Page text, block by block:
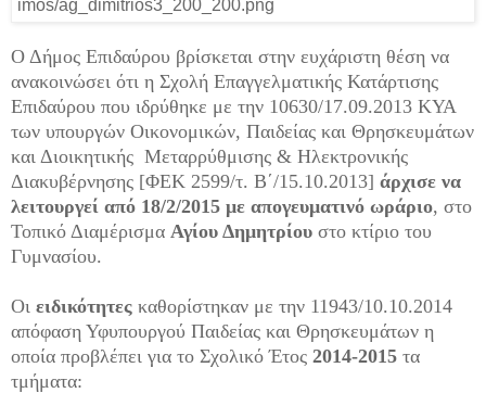
Ο Δήμος Επιδαύρου βρίσκεται στην ευχάριστη θέση να
ανακοινώσει ότι η Σχολή Επαγγελματικής Κατάρτισης
Επιδαύρου που ιδρύθηκε με την 10630/17.09.2013 ΚΥΑ
των υπουργών Οικονομικών, Παιδείας και Θρησκευμάτων
και Διοικητικής Μεταρρύθμισης & Ηλεκτρονικής
Διακυβέρνησης [ΦΕΚ 2599/τ. Β΄/15.10.2013] άρχισε να
λειτουργεί από 18/2/2015 με απογευματινό ωράριο, στο
Τοπικό Διαμέρισμα Αγίου Δημητρίου στο κτίριο του
Γυμνασίου.
Οι ειδικότητες καθορίστηκαν με την 11943/10.10.2014
απόφαση Υφυπουργού Παιδείας και Θρησκευμάτων η
οποία προβλέπει για το Σχολικό Έτος 2014-2015 τα
τμήματα: